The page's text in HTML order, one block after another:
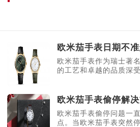
欧米茄手表日期不
欧米茄手表作为瑞士著
的工艺和卓越的品质深
欧米茄手表偷停解
欧米茄手表偷停问题一
点。当欧米茄手表突然